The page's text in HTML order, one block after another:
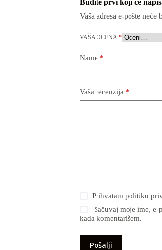
Budite prvi koji će
Vaša adresa e-pošte neće
VAŠA OCENA *
Name *
Vaša recenzija *
Prihvatampolitiku
Sačuvaj moje ime, e-
kada komentarišem.
Pošalji